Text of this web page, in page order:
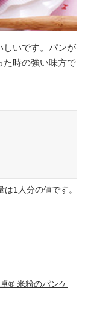
しいです。パンが
た時の強い味方で
1人分の値です。
® 米粉のパンケ